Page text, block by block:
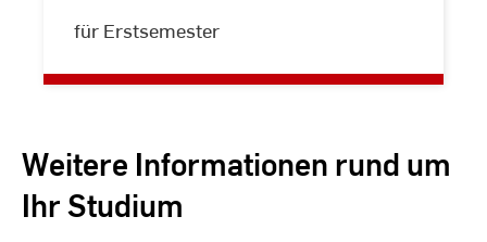
für Erstsemester
Weitere Informationen rund um
Ihr Studium